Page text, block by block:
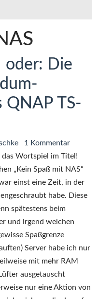
oder: Die
QNAP TS-
1 Kommentar
Wortspiel im Titel!
„Kein Spaß mit NAS“
einst eine Zeit, in der
habe. Diese
spätestens beim
und irgend welchen
Spaßgrenze
Server habe ich nur
mit mehr RAM
ausgetauscht
nur eine Aktion von